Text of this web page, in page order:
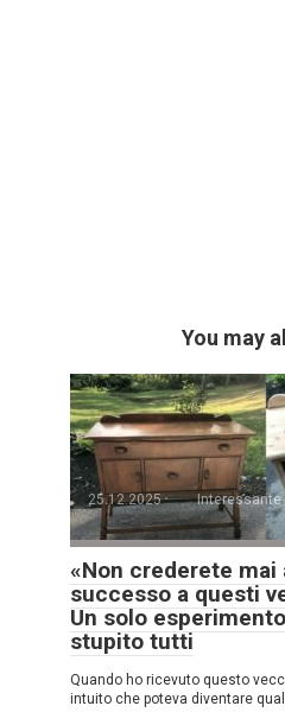
You may
25.12.2025
Interessante
«Non crederete mai
successo a questi
Un solo
stupito tutti
Quando ho ricevuto questo
intuito che poteva diventare